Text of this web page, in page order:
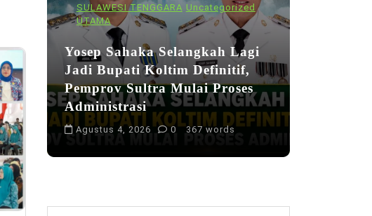
SULAWESI TENGGARA Uncategorized
UTAMA
Yosep Sahaka Selangkah Lagi
Jadi Bupati Koltim Definitif,
Pemprov Sultra Mulai Proses
Administrasi
Agustus 4, 2026 0 367 words